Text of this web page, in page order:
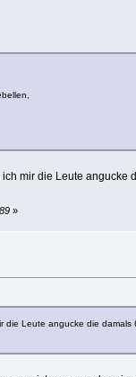
mir die Leute
»
die Leute angucke die